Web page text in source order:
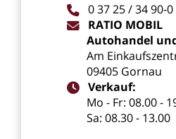
03725/3490-0
RATIO MOBIL
Autohandel
Am
09405 Gornau
Verkauf:
Mo - Fr: 08.00-
Sa: 08.30- 13.00